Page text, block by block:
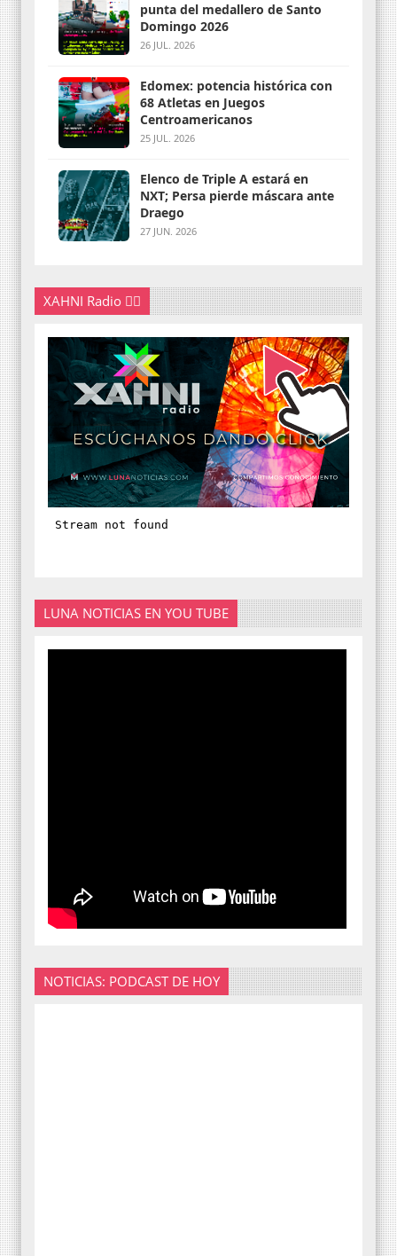
punta del medallero de Santo
Domingo 2026
26 JUL. 2026
Edomex: potencia histórica con
68 Atletas en Juegos
Centroamericanos
25 JUL. 2026
Elenco de Triple A estará en
NXT; Persa pierde máscara ante
Draego
27 JUN. 2026
XAHNI Radio 👇🏽
LUNA NOTICIAS EN YOU TUBE
NOTICIAS: PODCAST DE HOY